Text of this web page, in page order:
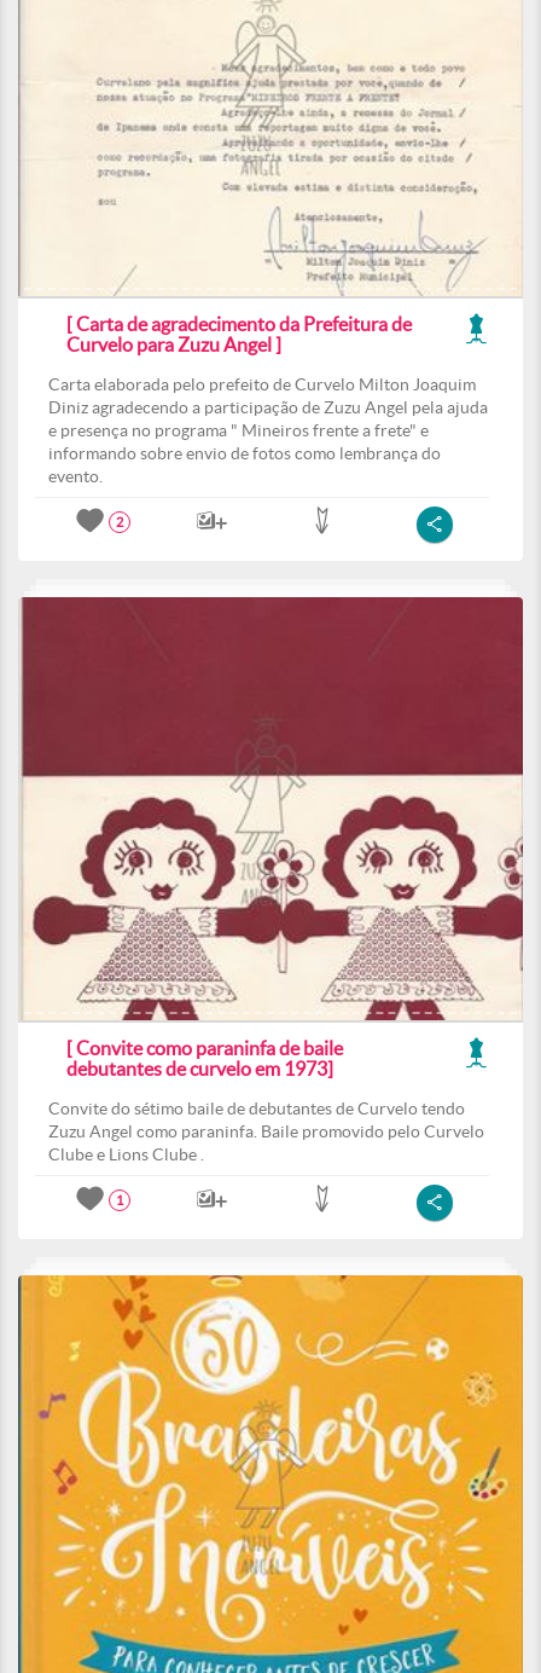
[ Carta de agradecimento da Prefeitura de
Curvelo para Zuzu Angel ]
Carta elaborada pelo prefeito de Curvelo Milton Joaquim
Diniz agradecendo a participação de Zuzu Angel pela ajuda
e presença no programa " Mineiros frente a frete" e
informando sobre envio de fotos como lembrança do
evento.
2
[ Convite como paraninfa de baile
debutantes de curvelo em 1973]
Convite do sétimo baile de debutantes de Curvelo tendo
Zuzu Angel como paraninfa. Baile promovido pelo Curvelo
Clube e Lions Clube .
1